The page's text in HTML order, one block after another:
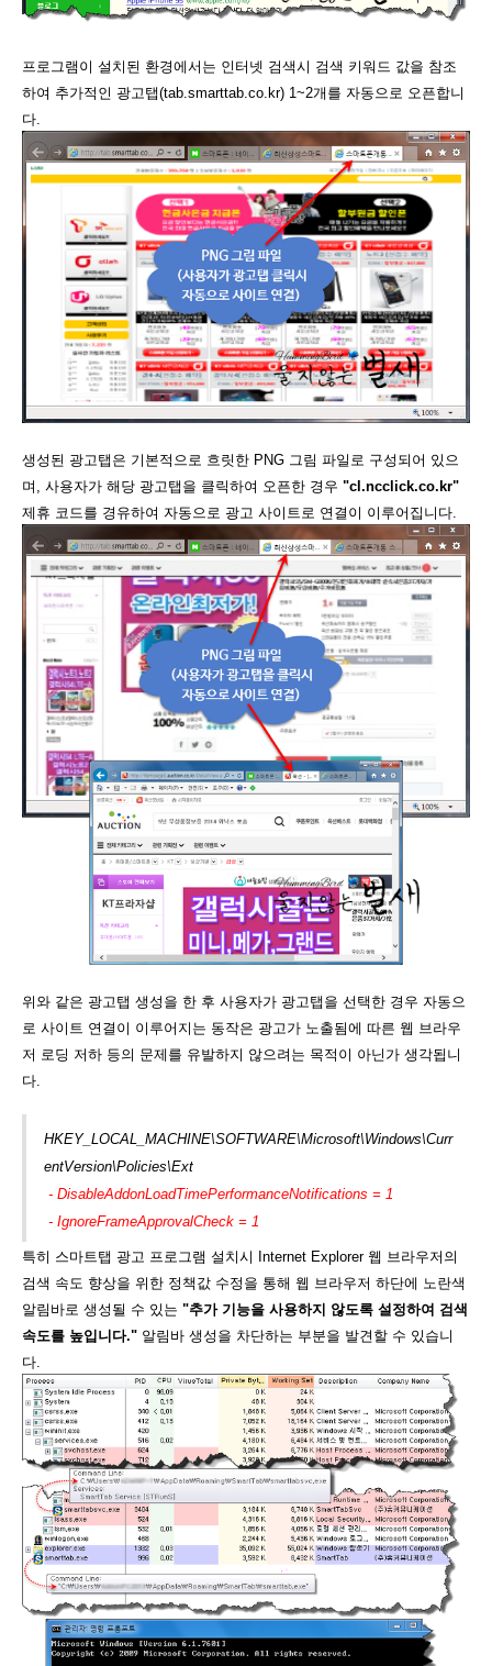
프로그램이 설치된 환경에서는 인터넷 검색시 검색 키워드 값을 참조
하여 추가적인 광고탭(tab.smarttab.co.kr) 1~2개를 자동으로 오픈합니
다.
생성된 광고탭은 기본적으로 흐릿한 PNG 그림 파일로 구성되어 있으
며, 사용자가 해당 광고탭을 클릭하여 오픈한 경우 "cl.ncclick.co.kr"
제휴 코드를 경유하여 자동으로 광고 사이트로 연결이 이루어집니다.
위와 같은 광고탭 생성을 한 후 사용자가 광고탭을 선택한 경우 자동으
로 사이트 연결이 이루어지는 동작은 광고가 노출됨에 따른 웹 브라우
저 로딩 저하 등의 문제를 유발하지 않으려는 목적이 아닌가 생각됩니
다.
HKEY_LOCAL_MACHINE\SOFTWARE\Microsoft\Windows\Curr
entVersion\Policies\Ext
- DisableAddonLoadTimePerformanceNotifications = 1
- IgnoreFrameApprovalCheck = 1
특히 스마트탭 광고 프로그램 설치시 Internet Explorer 웹 브라우저의
검색 속도 향상을 위한 정책값 수정을 통해 웹 브라우저 하단에 노란색
알림바로 생성될 수 있는 "추가 기능을 사용하지 않도록 설정하여 검색
속도를 높입니다." 알림바 생성을 차단하는 부분을 발견할 수 있습니
다.